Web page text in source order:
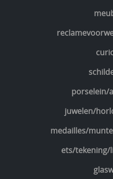
porselein/
juwelen/
medailles/
ets/